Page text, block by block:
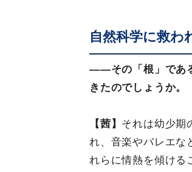
自然科学に救わ
――その「根」であ
きたのでしょうか。
【茜】 それは幼少期
れ、音楽やバレエな
れらに情熱を傾ける